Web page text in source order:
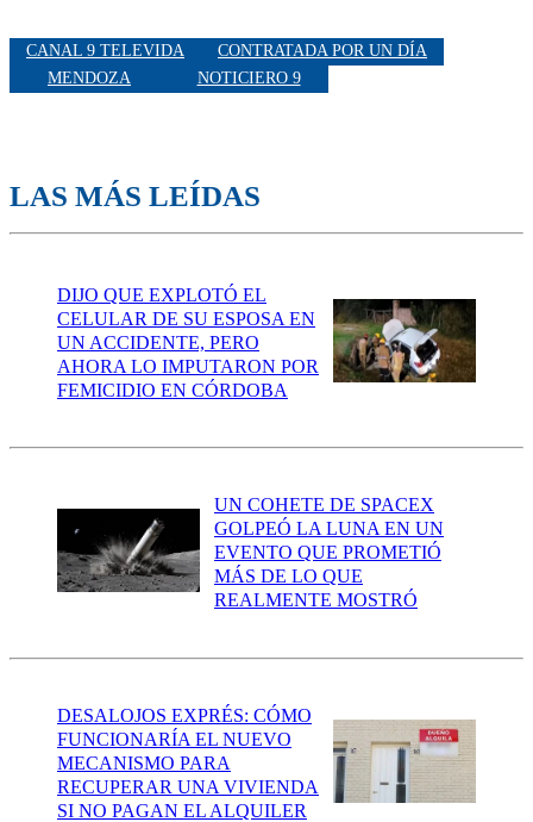
CANAL 9 TELEVIDA
CONTRATADA POR UN DÍA
MENDOZA
NOTICIERO 9
LAS MÁS LEÍDAS
DIJO QUE EXPLOTÓ EL
CELULAR DE SU ESPOSA EN
UN ACCIDENTE, PERO
AHORA LO IMPUTARON POR
FEMICIDIO EN CÓRDOBA
UN COHETE DE SPACEX
GOLPEÓ LA LUNA EN UN
EVENTO QUE PROMETIÓ
MÁS DE LO QUE
REALMENTE MOSTRÓ
DESALOJOS EXPRÉS: CÓMO
FUNCIONARÍA EL NUEVO
MECANISMO PARA
RECUPERAR UNA VIVIENDA
SI NO PAGAN EL ALQUILER